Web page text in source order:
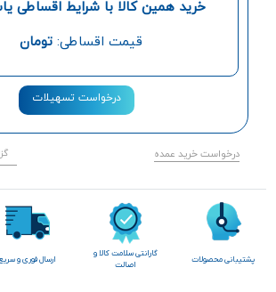
خرید همین کالا با شرایط اقساطی
قیمت اقساطی: تومان
درخواست تسهیلات
درخواست خرید عمده
پشتیبانی محصولات
گارانتی سلامت کالا و
اصالت
ارسال فوری و سریع